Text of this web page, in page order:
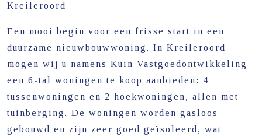
Kreileroord
Een mooi begin voor een frisse start in een
duurzame nieuwbouwwoning. In Kreileroord
mogen wij u namens Kuin Vastgoedontwikkeling
een 6-tal woningen te koop aanbieden: 4
tussenwoningen en 2 hoekwoningen, allen met
tuinberging. De woningen worden gasloos
gebouwd en zijn zeer goed geïsoleerd, wat